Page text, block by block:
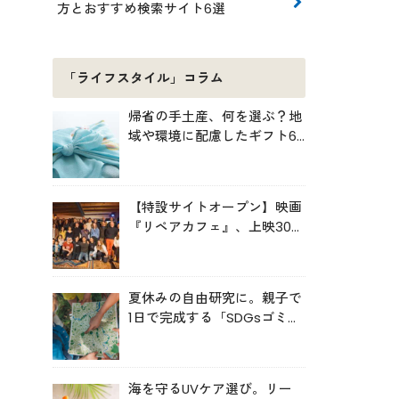
方とおすすめ検索サイト6選
「ライフスタイル」コラム
帰省の手土産、何を選ぶ？地
域や環境に配慮したギフト6
【特設サイトオープン】映画
『リペアカフェ』、上映300
夏休みの自由研究に。親子で
1日で完成する「SDGsゴミ・
海を守るUVケア選び。リー